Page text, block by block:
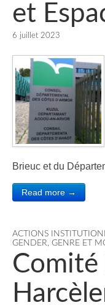
et
6 juillet 2023
Brieuc et du
Read more →
ACTIONS
GENDER, GENRE ET